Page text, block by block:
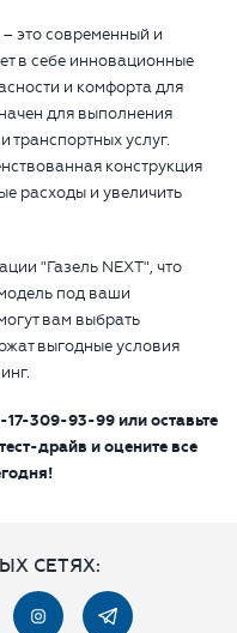
это современный и
в себе инновационные
и комфорта для
для выполнения
транспортных услуг.
конструкция
расходы и увеличить
"Газель NEXT", что
под ваши
вам выбрать
выгодные условия
309-93-99 или оставьте
драйв и оцените все
СЕТЯХ: